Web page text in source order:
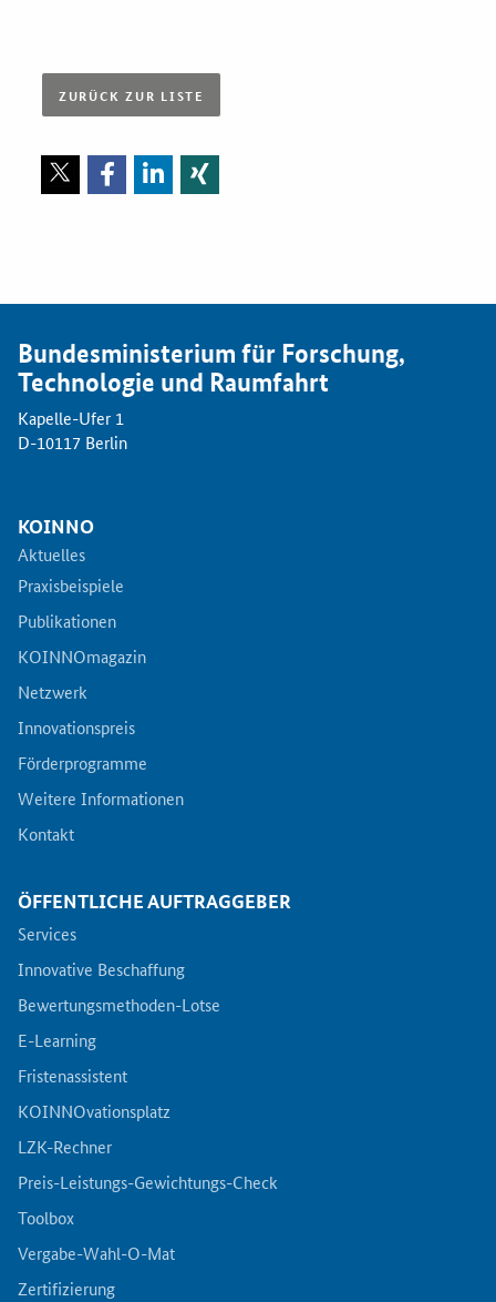
ZURÜCK ZUR LISTE
Bundesministerium für Forschung,
Technologie und Raumfahrt
Kapelle-Ufer 1
D-10117 Berlin
KOINNO
Aktuelles
Praxisbeispiele
Publikationen
KOINNOmagazin
Netzwerk
Innovationspreis
Förderprogramme
Weitere Informationen
Kontakt
ÖFFENTLICHE AUFTRAGGEBER
Services
Innovative Beschaffung
Bewertungsmethoden-Lotse
E-Learning
Fristenassistent
KOINNOvationsplatz
LZK-Rechner
Preis-Leistungs-Gewichtungs-Check
Toolbox
Vergabe-Wahl-O-Mat
Zertifizierung